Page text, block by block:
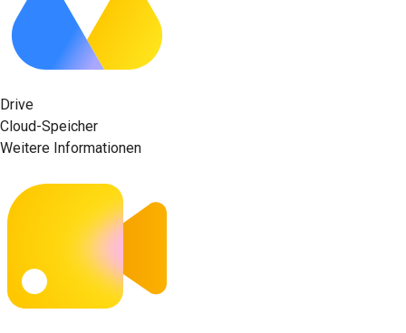
Drive
Cloud-Speicher
Weitere Informationen